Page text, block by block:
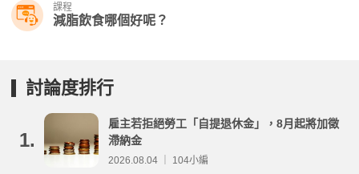
課程
減脂飲食哪個好呢？
討論度排行
1.
雇主若拒絕勞工「自提退休金」，8月起將加徵
滯納金
2026.08.04 ｜ 104小編